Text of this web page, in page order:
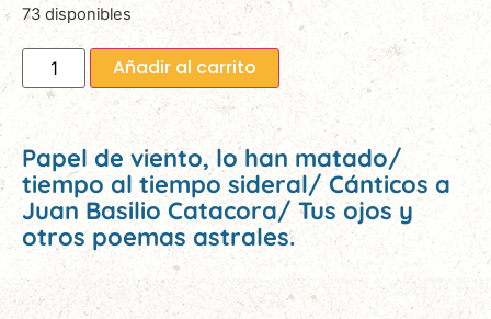
73 disponibles
Añadir al carrito
Papel de viento, lo han matado/
tiempo al tiempo sideral/ Cánticos a
Juan Basilio Catacora/ Tus ojos y
otros poemas astrales.